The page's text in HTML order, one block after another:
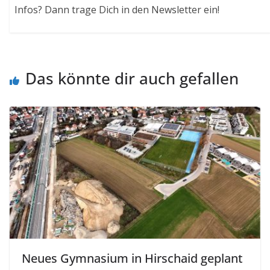
Infos? Dann trage Dich in den Newsletter ein!
Das könnte dir auch gefallen
Neues Gymnasium in Hirschaid geplant